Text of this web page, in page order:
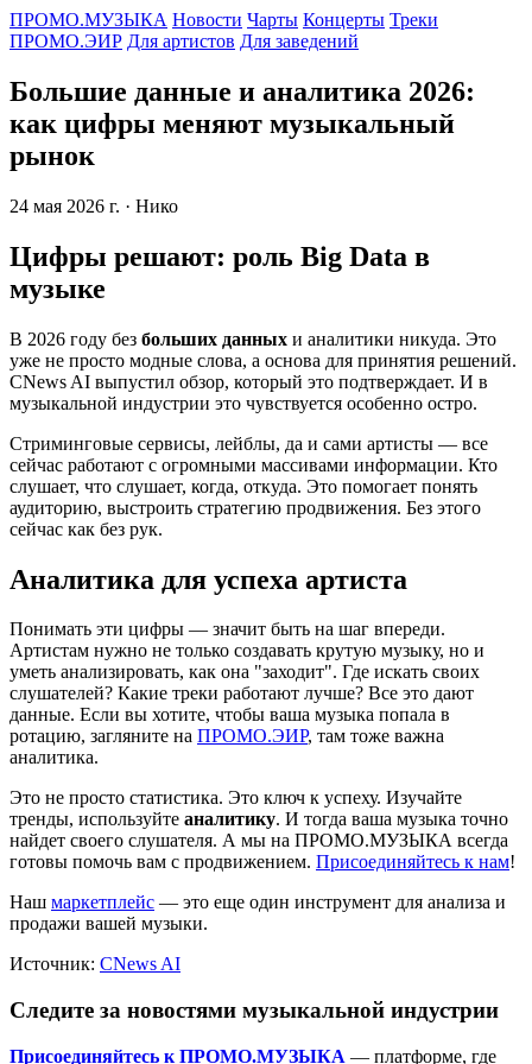
ПРОМО.МУЗЫКА Новости Чарты Концерты Треки
ПРОМО.ЭИР Для артистов Для заведений
Большие данные и аналитика 2026:
как цифры меняют музыкальный
рынок
24 мая 2026 г. · Нико
Цифры решают: роль Big Data в
музыке
В 2026 году без больших данных и аналитики никуда. Это
уже не просто модные слова, а основа для принятия решений.
CNews AI выпустил обзор, который это подтверждает. И в
музыкальной индустрии это чувствуется особенно остро.
Стриминговые сервисы, лейблы, да и сами артисты — все
сейчас работают с огромными массивами информации. Кто
слушает, что слушает, когда, откуда. Это помогает понять
аудиторию, выстроить стратегию продвижения. Без этого
сейчас как без рук.
Аналитика для успеха артиста
Понимать эти цифры — значит быть на шаг впереди.
Артистам нужно не только создавать крутую музыку, но и
уметь анализировать, как она "заходит". Где искать своих
слушателей? Какие треки работают лучше? Все это дают
данные. Если вы хотите, чтобы ваша музыка попала в
ротацию, загляните на ПРОМО.ЭИР, там тоже важна
аналитика.
Это не просто статистика. Это ключ к успеху. Изучайте
тренды, используйте аналитику. И тогда ваша музыка точно
найдет своего слушателя. А мы на ПРОМО.МУЗЫКА всегда
готовы помочь вам с продвижением. Присоединяйтесь к нам!
Наш маркетплейс — это еще один инструмент для анализа и
продажи вашей музыки.
Источник: CNews AI
Следите за новостями музыкальной индустрии
Присоединяйтесь к ПРОМО.МУЗЫКА — платформе, где